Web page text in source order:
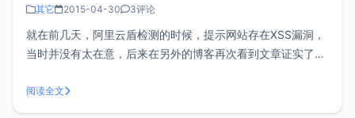
其它 2015-04-30 3评论
就在前几天，阿里云盾检测的时候，提示网站存在XSS漏洞，
当时并没有太在意，后来在另外的博客再次看到文章证实了这
漏洞，建议广大站长朋友们升级到最新版，以下为详细内容。
WordPress官方在4月21日发布了新的版本4.1.2，其中提到修
阅读全文